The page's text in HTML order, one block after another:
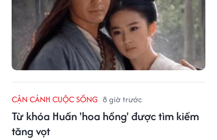
CẬN CẢNH CUỘC SỐNG 8 giờ trước
Từ khóa Huấn 'hoa hồng' được tìm kiếm
tăng vọt